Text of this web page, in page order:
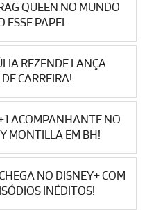
QUEEN NO MUNDO
ESSE PAPEL
REZENDE LANÇA
CARREIRA!
ACOMPANHANTE NO
MONTILLA EM BH!
NO DISNEY+ COM
INÉDITOS!